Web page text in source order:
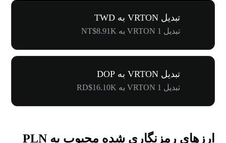
تبدیل VRTON به TWD
تبدیل 1 VRTON به NT$8.91K
تبدیل VRTON به DOP
تبدیل 1 VRTON به RD$16.10K
ارزهای رمزنگاری شده محبوب به PLN